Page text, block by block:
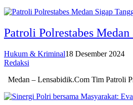
Patroli Polrestabes
Hukum & Kriminal18 Desember 2024
Redaksi
Medan – Lensabidik.Com Tim Patroli